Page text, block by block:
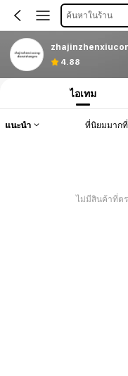
ค้นหาในร้าน
4.88
ไอเทม
แนะนำ ที่นิยมมาก
ไม่มีสินค้าที่ต